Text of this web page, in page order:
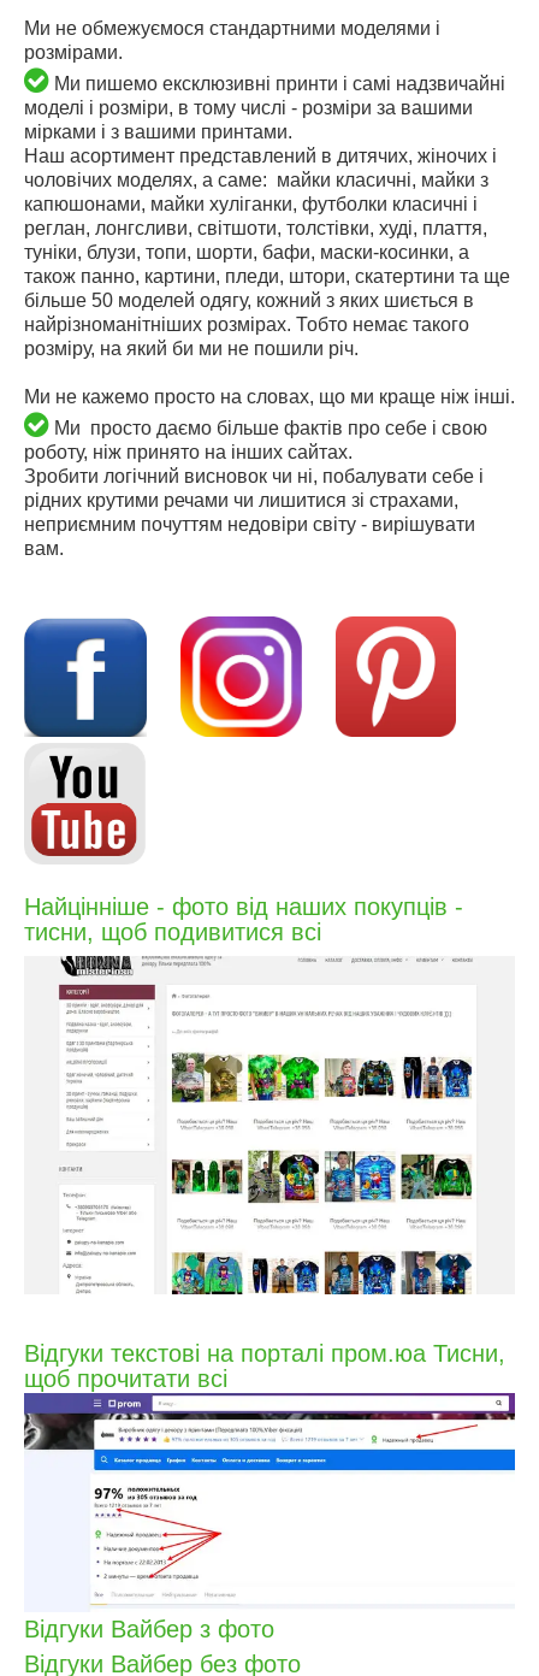
Ми не обмежуємося стандартними моделями і
розмірами.
Ми пишемо ексклюзивні принти і самі надзвичайні
моделі і розміри, в тому числі - розміри за вашими
мірками і з вашими принтами.
Наш асортимент представлений в дитячих, жіночих і
чоловічих моделях, а саме: майки класичні, майки з
капюшонами, майки хуліганки, футболки класичні і
реглан, лонгсливи, світшоти, толстівки, худі, плаття,
туніки, блузи, топи, шорти, бафи, маски-косинки, а
також панно, картини, пледи, штори, скатертини та ще
більше 50 моделей одягу, кожний з яких шиється в
найрізноманітніших розмірах. Тобто немає такого
розміру, на який би ми не пошили річ.
Ми не кажемо просто на словах, що ми краще ніж інші.
Ми просто даємо більше фактів про себе і свою
роботу, ніж принято на інших сайтах.
Зробити логічний висновок чи ні, побалувати себе і
рідних крутими речами чи лишитися зі страхами,
неприємним почуттям недовіри світу - вирішувати
вам.
Найцінніше - фото від наших покупців -
тисни, щоб подивитися всі
Відгуки текстові на порталі пром.юа Тисни,
щоб прочитати всі
Відгуки Вайбер з фото
Відгуки Вайбер без фото